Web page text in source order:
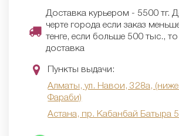
Доставка курьером - 5500 тг.
черте города если заказ
тенге, если больше 500 тыс., то
доставка
Пункты выдачи:
Алматы, ул. Навои, 328а, (ниже
Фараби)
Астана, пр. Кабанбай Батыра